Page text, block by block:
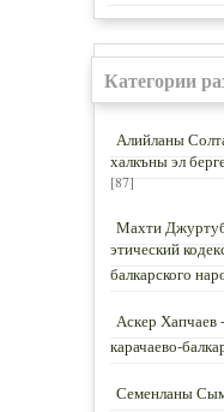
Категории
Алийланы
халкъны эл
[87]
Махти
этический
балкарского
Аскер Хапчаев
карачаево-
Семенланы